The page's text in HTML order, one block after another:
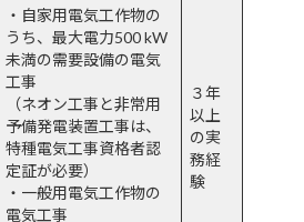
・自家用電気工作物の
うち、最大電力500 kW
未満の需要設備の電気
工事
（ネオン工事と非常用
予備発電装置工事は、
特種電気工事資格者認
定証が必要）
・一般用電気工作物の
電気工事
３年
以上
の実
務経
験